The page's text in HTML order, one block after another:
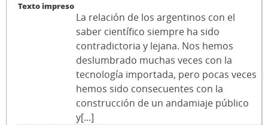
Texto impreso
La relación de los argentinos con el
saber científico siempre ha sido
contradictoria y lejana. Nos hemos
deslumbrado muchas veces con la
tecnología importada, pero pocas veces
hemos sido consecuentes con la
construcción de un andamiaje público
y[...]